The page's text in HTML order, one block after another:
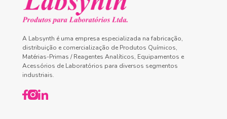
A Labsynth é uma empresa especializada na fabricação,
distribuição e comercialização de Produtos Químicos,
Matérias-Primas / Reagentes Analíticos, Equipamentos e
Acessórios de Laboratórios para diversos segmentos
industriais.